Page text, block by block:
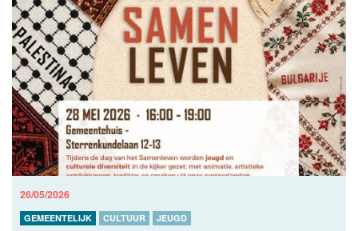
26/05/2026
GEMEENTELIJK CULTUUR JEUGD